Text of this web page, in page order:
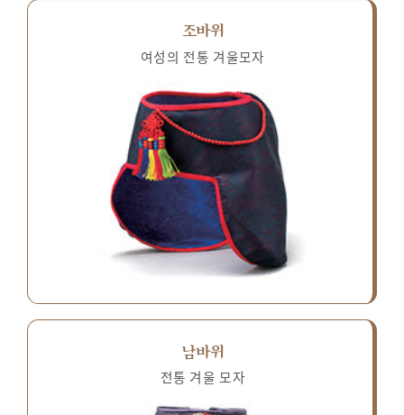
조바위
여성의 전통 겨울모자
남바위
전통 겨울 모자